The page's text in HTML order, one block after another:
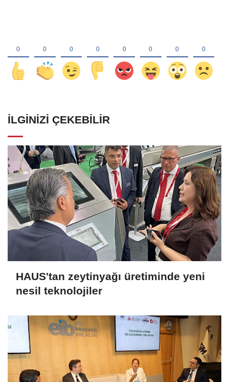
İLGINIZI ÇEKEBILIR
HAUS'tan zeytinyağı üretiminde yeni
nesil teknolojiler